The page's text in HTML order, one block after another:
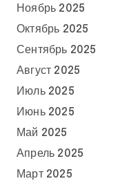
Ноябрь 2025
Октябрь 2025
Сентябрь 2025
Август 2025
Июль 2025
Июнь 2025
Май 2025
Апрель 2025
Март 2025